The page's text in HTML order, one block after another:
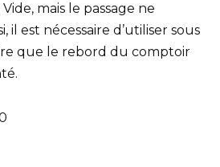
mais le passage ne
il est nécessaire d’utiliser sous
que le rebord du comptoir